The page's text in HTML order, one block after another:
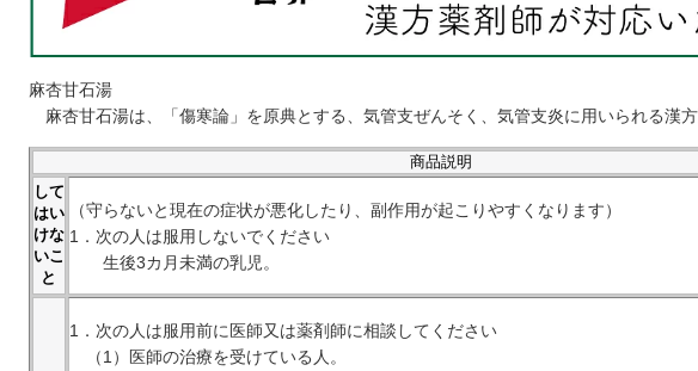
麻杏甘石湯
麻杏甘石湯は、「傷寒論」を原典とする、気管支ぜんそく、気管支炎に用いられる漢方
商品説明
して
はい
けな
いこ
と
（守らないと現在の症状が悪化したり、副作用が起こりやすくなります）
1．次の人は服用しないでください
生後3カ月未満の乳児。
1．次の人は服用前に医師又は薬剤師に相談してください
（1）医師の治療を受けている人。